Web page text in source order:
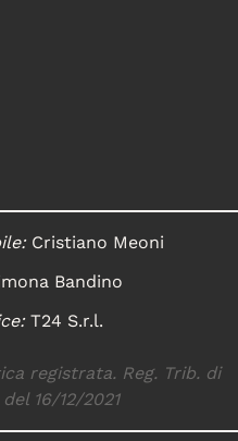
Cristiano Meoni
Bandino
T24 S.r.l.
registrata. Reg. Trib. di
16/12/2021